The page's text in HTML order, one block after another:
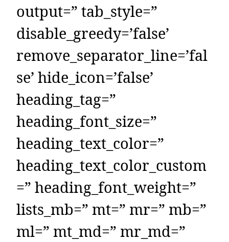
output=” tab_style=”
disable_greedy=’false’
remove_separator_line=’fal
se’ hide_icon=’false’
heading_tag=”
heading_font_size=”
heading_text_color=”
heading_text_color_custom
=” heading_font_weight=”
lists_mb=” mt=” mr=” mb=”
ml=” mt_md=” mr_md=”